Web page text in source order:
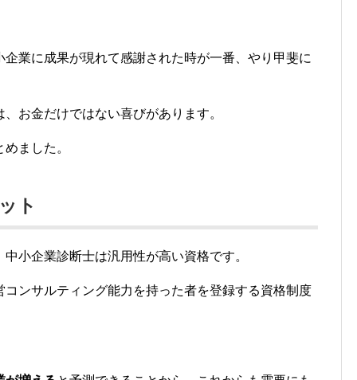
業に成果が現れて感謝された時が一番、やり甲斐に
お金だけではない喜びがあります。
ました。
ト
小企業診断士は汎用性が高い資格です。
ンサルティング能力を持った者を登録する資格制度